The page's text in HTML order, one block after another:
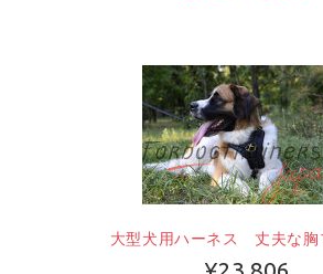
大型犬用ハーネス 丈夫な胸